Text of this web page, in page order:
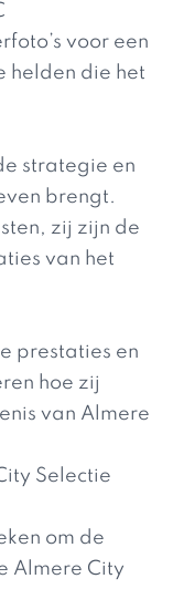
voor een
helden die het
strategie en
brengt.
zij zijn de
van het
prestaties en
hoe zij
van Almere
Selectie
om de
Almere City